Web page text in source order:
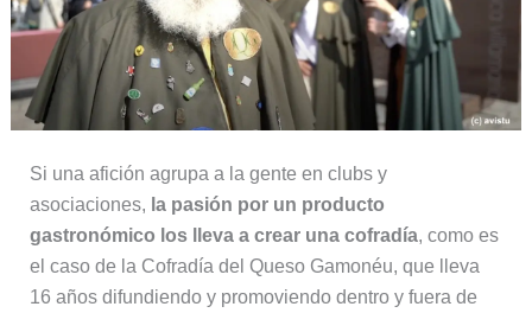
Si una afición agrupa a la gente en clubs y
asociaciones, la pasión por un producto
gastronómico los lleva a crear una cofradía, como es
el caso de la Cofradía del Queso Gamonéu, que lleva
16 años difundiendo y promoviendo dentro y fuera de